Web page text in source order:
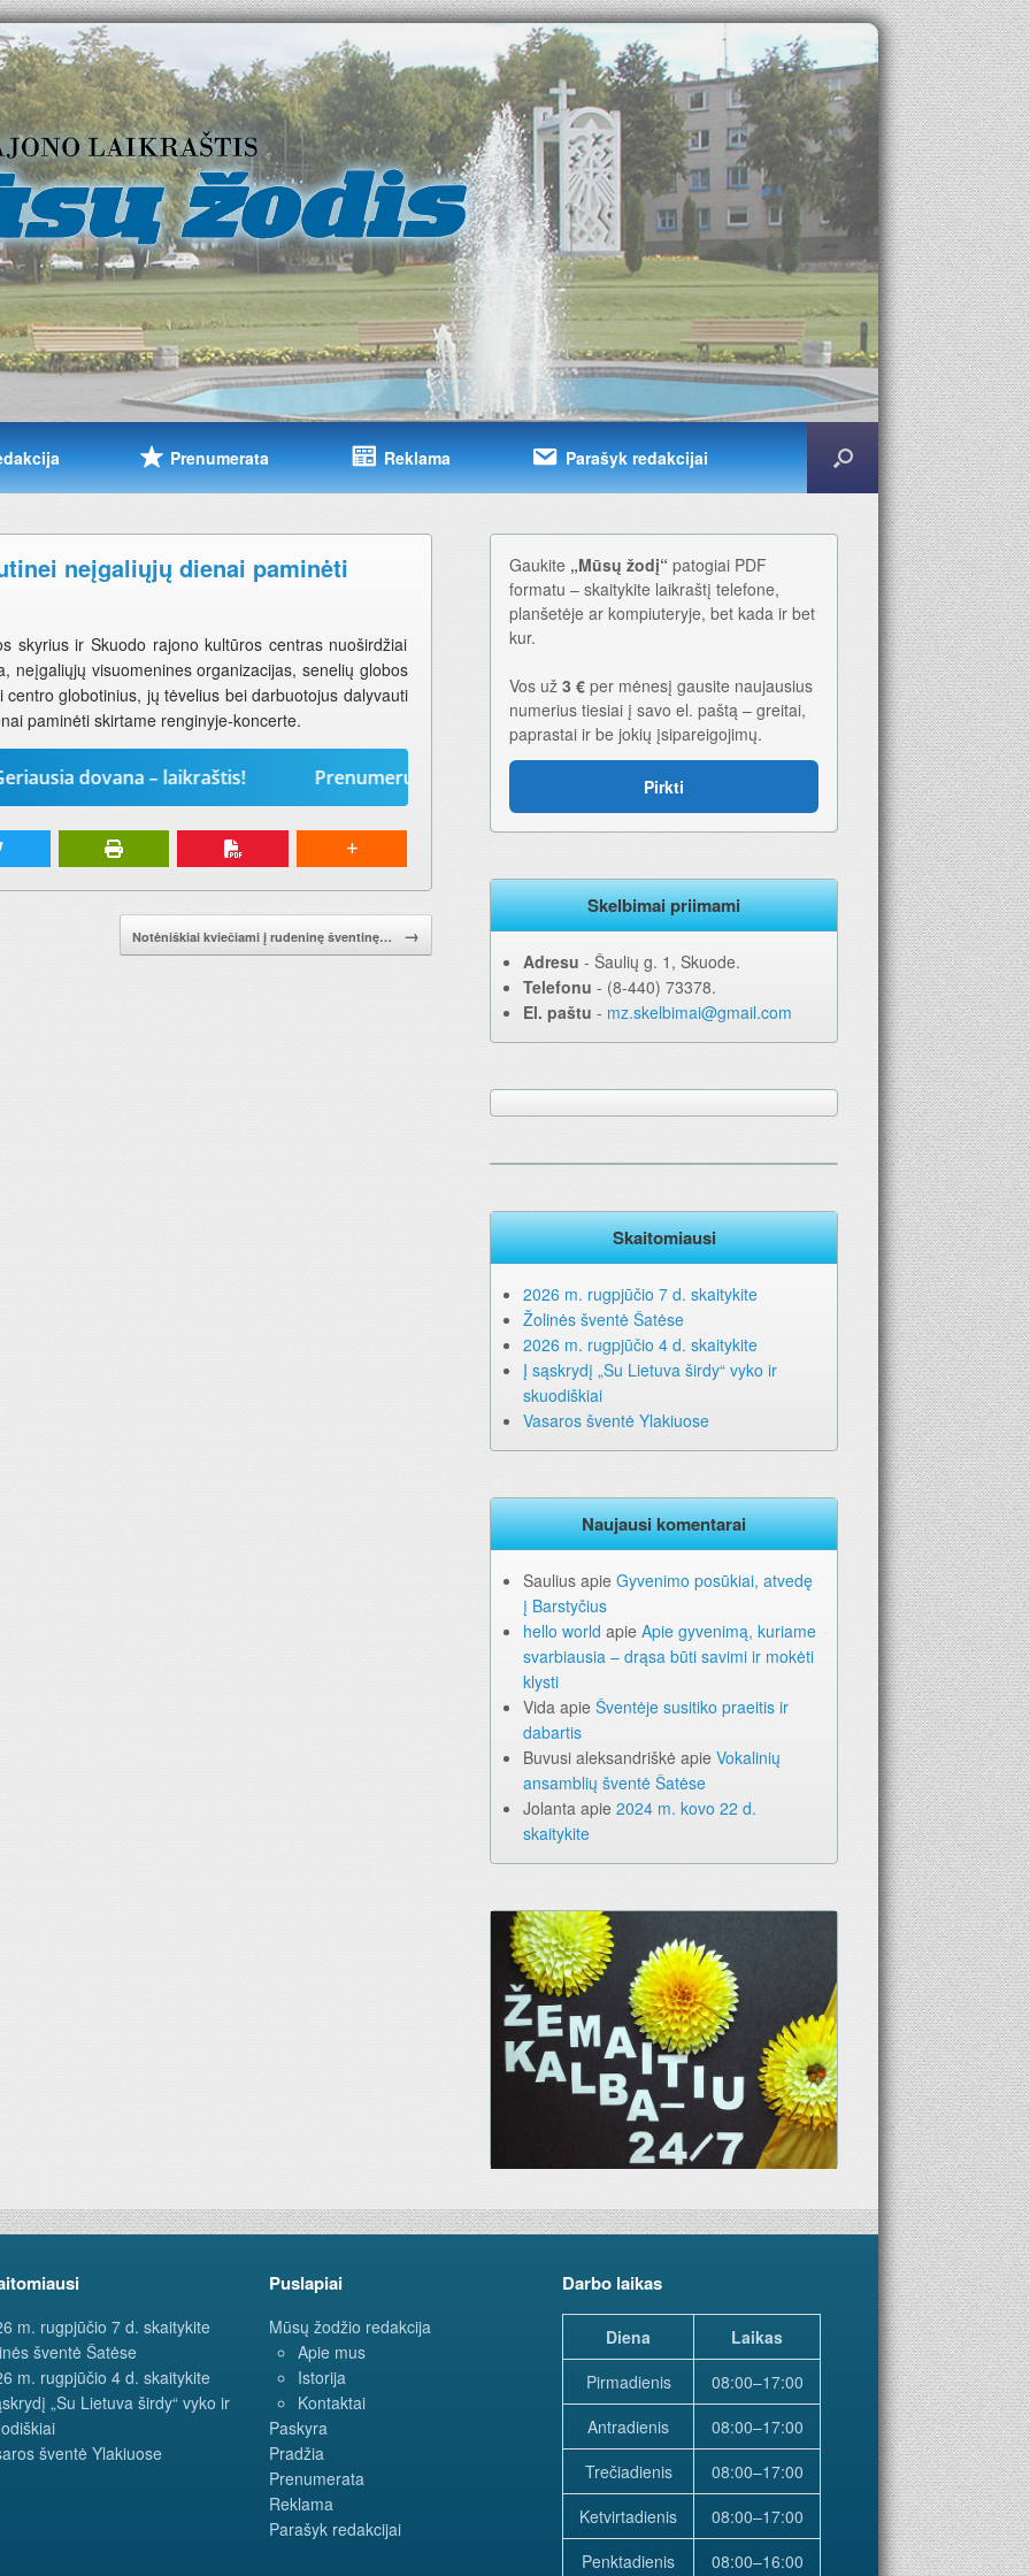
Prenumerata Reklama Parašyk redakcijai
neįgaliųjų dienai paminėti
skyrius ir Skuodo rajono kultūros centras nuoširdžiai
neįgaliųjų visuomenines organizacijas, senelių globos
globotinius, jų tėvelius bei darbuotojus dalyvauti
paminėti skirtame renginyje-koncerte.
dovana – laikraštis! Prenumeruokite „Mūsų žodį“ 2026-iems metams. Geriausia dovana – laikraštis!
Notėniškiai kviečiami į rudeninę šventinę… →
Gaukite „Mūsų žodį“ patogiai PDF
formatu – skaitykite laikraštį telefone,
planšetėje ar kompiuteryje, bet kada ir bet
kur.
Vos už 3 € per mėnesį gausite naujausius
numerius tiesiai į savo el. paštą – greitai,
paprastai ir be jokių įsipareigojimų.
Pirkti
Skelbimai priimami
Adresu ‐ Šaulių g. 1, Skuode.
Telefonu ‐ (8-440) 73378.
El. paštu ‐ mz.skelbimai@gmail.com
Skaitomiausi
2026 m. rugpjūčio 7 d. skaitykite
Žolinės šventė Šatėse
2026 m. rugpjūčio 4 d. skaitykite
Į sąskrydį „Su Lietuva širdy“ vyko ir
skuodiškiai
Vasaros šventė Ylakiuose
Naujausi komentarai
Saulius apie Gyvenimo posūkiai, atvedę
į Barstyčius
hello world apie Apie gyvenimą, kuriame
svarbiausia – drąsa būti savimi ir mokėti
klysti
Vida apie Šventėje susitiko praeitis ir
dabartis
Buvusi aleksandriškė apie Vokalinių
ansamblių šventė Šatėse
Jolanta apie 2024 m. kovo 22 d.
skaitykite
m. rugpjūčio 7 d. skaitykite
šventė Šatėse
m. rugpjūčio 4 d. skaitykite
„Su Lietuva širdy“ vyko ir
šventė Ylakiuose
Puslapiai
Mūsų žodžio redakcija
Apie mus
Istorija
Kontaktai
Paskyra
Pradžia
Prenumerata
Reklama
Parašyk redakcijai
Darbo laikas
Diena
Laikas
Pirmadienis
08:00–17:00
Antradienis
08:00–17:00
Trečiadienis
08:00–17:00
Ketvirtadienis
08:00–17:00
Penktadienis
08:00–16:00